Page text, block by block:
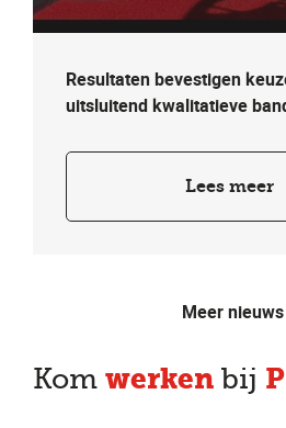
Resultaten bevestigen
uitsluitend kwalitatieve
Lees meer
Meer nieuws
Kom werken bij